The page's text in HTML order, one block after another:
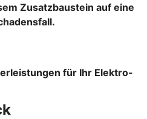
Zusatzbaustein auf eine
für Ihr Elektro-